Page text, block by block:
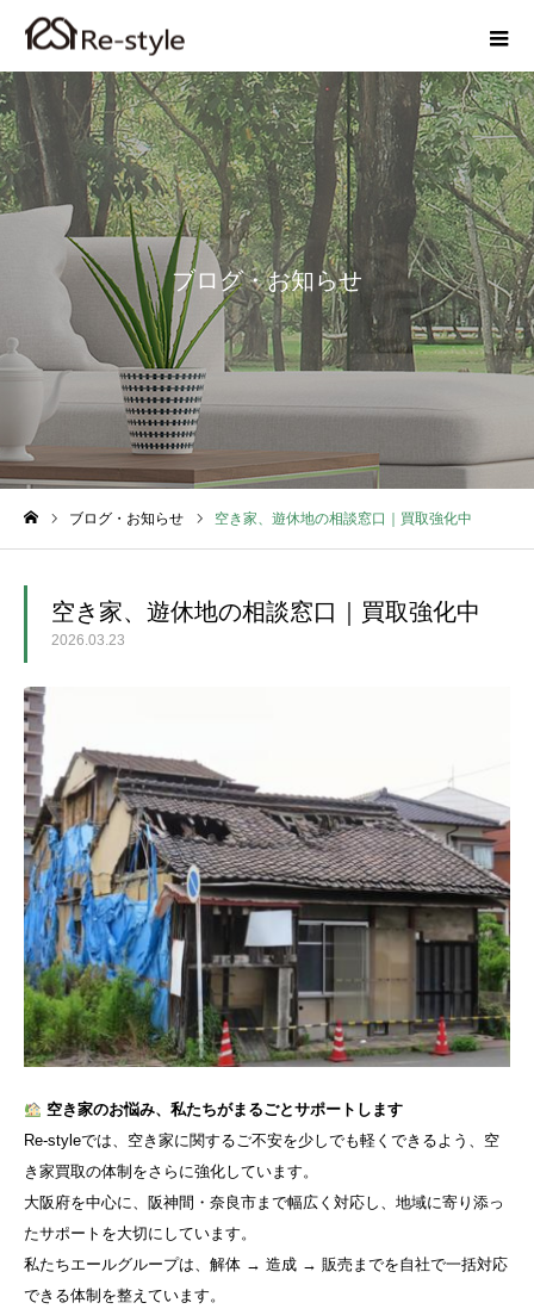
ブログ・お知らせ
ブログ・お知らせ 空き家、遊休地の相談窓口｜買取強化中
空き家、遊休地の相談窓口｜買取強化中
2026.03.23
空き家のお悩み、私たちがまるごとサポートします
Re-styleでは、空き家に関するご不安を少しでも軽くできるよう、空
き家買取の体制をさらに強化しています。
大阪府を中心に、阪神間・奈良市まで幅広く対応し、地域に寄り添っ
たサポートを大切にしています。
私たちエールグループは、解体 → 造成 → 販売までを自社で一括対応
できる体制を整えています。